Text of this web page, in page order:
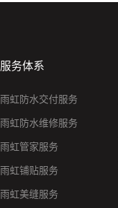
服务体系
雨虹防水交付服务
雨虹防水维修服务
雨虹管家服务
雨虹铺贴服务
雨虹美缝服务